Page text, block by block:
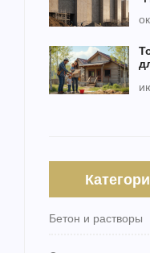
Бетон и растворы